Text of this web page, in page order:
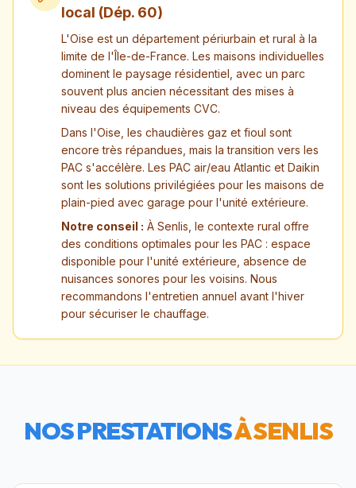
local (Dép. 60)
L'Oise est un département périurbain et rural à la
limite de l'Île-de-France. Les maisons individuelles
dominent le paysage résidentiel, avec un parc
souvent plus ancien nécessitant des mises à
niveau des équipements CVC.
Dans l'Oise, les chaudières gaz et fioul sont
encore très répandues, mais la transition vers les
PAC s'accélère. Les PAC air/eau Atlantic et Daikin
sont les solutions privilégiées pour les maisons de
plain-pied avec garage pour l'unité extérieure.
Notre conseil : À Senlis, le contexte rural offre
des conditions optimales pour les PAC : espace
disponible pour l'unité extérieure, absence de
nuisances sonores pour les voisins. Nous
recommandons l'entretien annuel avant l'hiver
pour sécuriser le chauffage.
NOS PRESTATIONSÀSENLIS